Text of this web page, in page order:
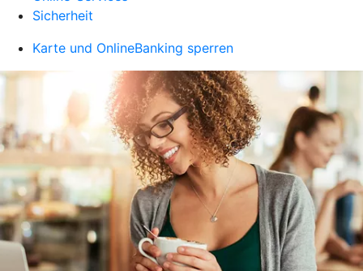
Sicherheit
Karte und OnlineBanking sperren